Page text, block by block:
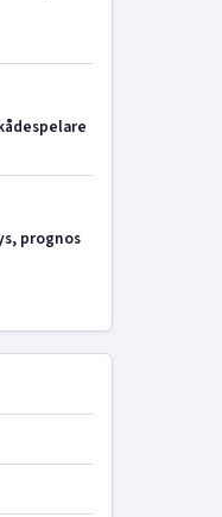
prognos